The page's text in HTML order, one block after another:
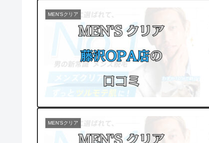
MEN'Sクリア
MEN'Sクリア